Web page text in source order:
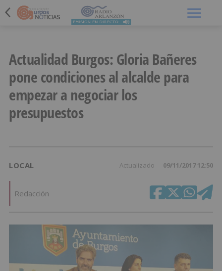
Actualidad Burgos: Gloria Bañeres
pone condiciones al alcalde para
empezar a negociar los
presupuestos
LOCAL Actualizado 09/11/2017 12:50
Redacción